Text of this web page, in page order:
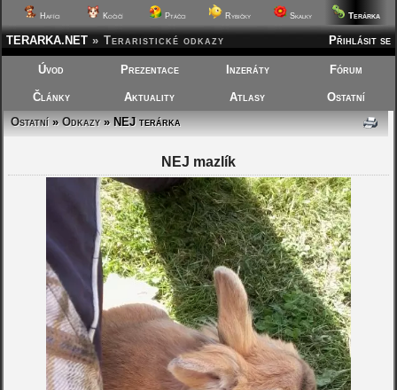
Hafíci Kočičí Ptáčci Rybičky Skalky Terárka
Přihlásit se
TERARKA.NET » Teraristické odkazy
Úvod Prezentace Inzeráty Fórum
Články Aktuality Atlasy
Ostatní
Ostatní»Odkazy» NEJ terárka
NEJ mazlík